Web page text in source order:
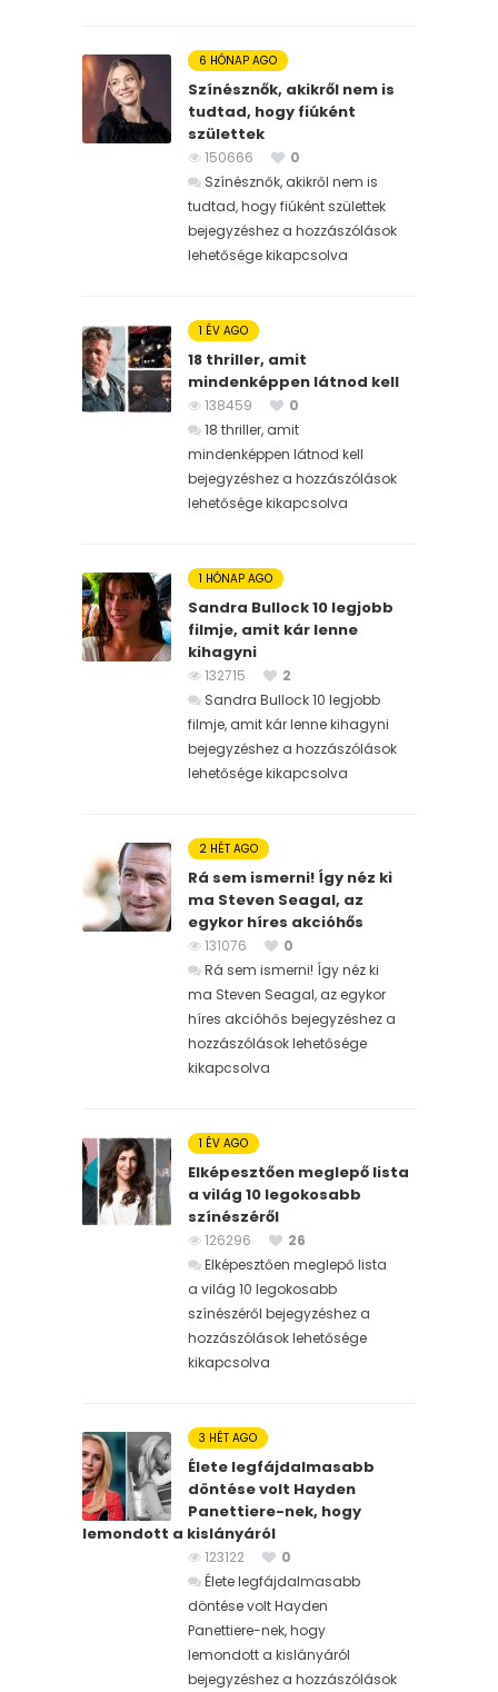
6 HÓNAP AGO
Színésznők, akikről nem is
tudtad, hogy fiúként
születtek
150666
0
Színésznők, akikről nem is
tudtad, hogy fiúként születtek
bejegyzéshez a hozzászólások
lehetősége kikapcsolva
1 ÉV AGO
18 thriller, amit
mindenképpen látnod kell
138459
0
18 thriller, amit
mindenképpen látnod kell
bejegyzéshez a hozzászólások
lehetősége kikapcsolva
1 HÓNAP AGO
Sandra Bullock 10 legjobb
filmje, amit kár lenne
kihagyni
132715
2
Sandra Bullock 10 legjobb
filmje, amit kár lenne kihagyni
bejegyzéshez a hozzászólások
lehetősége kikapcsolva
2 HÉT AGO
Rá sem ismerni! Így néz ki
ma Steven Seagal, az
egykor híres akcióhős
131076
0
Rá sem ismerni! Így néz ki
ma Steven Seagal, az egykor
híres akcióhős bejegyzéshez a
hozzászólások lehetősége
kikapcsolva
1 ÉV AGO
Elképesztően meglepő lista
a világ 10 legokosabb
színészéről
126296
26
Elképesztően meglepő lista
a világ 10 legokosabb
színészéről bejegyzéshez a
hozzászólások lehetősége
kikapcsolva
3 HÉT AGO
Élete legfájdalmasabb
döntése volt Hayden
Panettiere-nek, hogy
lemondott a kislányáról
123122
0
Élete legfájdalmasabb
döntése volt Hayden
Panettiere-nek, hogy
lemondott a kislányáról
bejegyzéshez a hozzászólások